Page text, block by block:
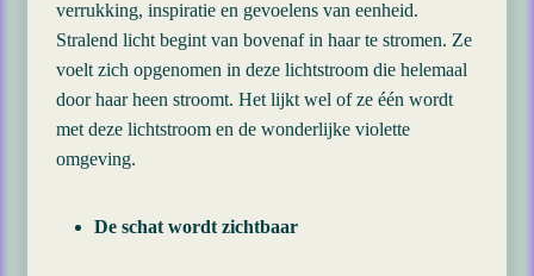
verrukking, inspiratie en gevoelens van eenheid.
Stralend licht begint van bovenaf in haar te stromen. Ze
voelt zich opgenomen in deze lichtstroom die helemaal
door haar heen stroomt. Het lijkt wel of ze één wordt
met deze lichtstroom en de wonderlijke violette
omgeving.
De schat wordt zichtbaar